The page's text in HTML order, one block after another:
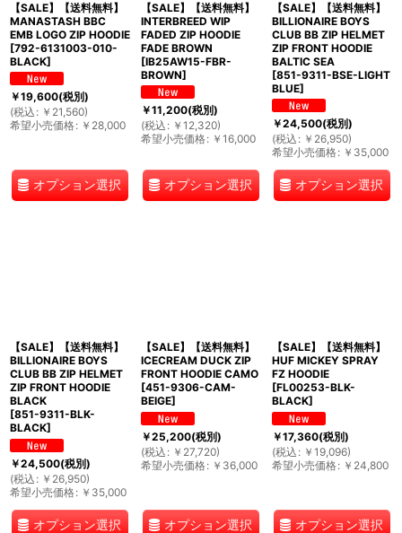
【SALE】【送料無料】
MANASTASH BBC
EMB LOGO ZIP HOODIE
[792-6131003-010-
BLACK]
￥19,600(税別)
(税込 : ￥ 21,560)
希望小売価格: ￥ 28,000
オプション選択
【SALE】【送料無料】
INTERBREED WIP
FADED ZIP HOODIE
FADE BROWN
[IB25AW15-FBR-
BROWN]
￥11,200(税別)
(税込 : ￥ 12,320)
希望小売価格: ￥ 16,000
オプション選択
【SALE】【送料無料】
BILLIONAIRE BOYS
CLUB BB ZIP HELMET
ZIP FRONT HOODIE
BALTIC SEA
[851-9311-BSE-LIGHT
BLUE]
￥24,500(税別)
(税込 : ￥ 26,950)
希望小売価格: ￥ 35,000
オプション選択
【SALE】【送料無料】
BILLIONAIRE BOYS
CLUB BB ZIP HELMET
ZIP FRONT HOODIE
BLACK
[851-9311-BLK-
BLACK]
￥24,500(税別)
(税込 : ￥ 26,950)
希望小売価格: ￥ 35,000
オプション選択
【SALE】【送料無料】
ICECREAM DUCK ZIP
FRONT HOODIE CAMO
[451-9306-CAM-
BEIGE]
￥25,200(税別)
(税込 : ￥ 27,720)
希望小売価格: ￥ 36,000
オプション選択
【SALE】【送料無料】
HUF MICKEY SPRAY
FZ HOODIE
[FL00253-BLK-
BLACK]
￥17,360(税別)
(税込 : ￥ 19,096)
希望小売価格: ￥ 24,800
オプション選択